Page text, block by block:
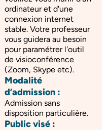
ordinateur et d'une
connexion internet
stable. Votre professeur
vous guidera au besoin
pour paramétrer l'outil
de visioconférence
(Zoom, Skype etc).
Modalité
d’admission :
Admission sans
disposition particulière.
Public visé :